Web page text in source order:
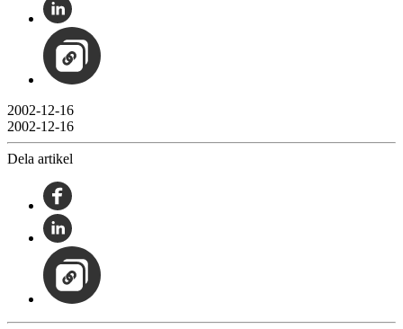
2002-12-16
2002-12-16
Dela artikel